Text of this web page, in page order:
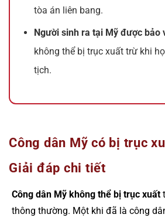
tòa án liên bang.
Người sinh ra tại Mỹ được bảo
không thể bị trục xuất trừ khi
tịch.
Công dân Mỹ có bị trục
Giải đáp chi tiết
Công dân Mỹ không thể bị trục xuất
thông thường. Một khi đã là công